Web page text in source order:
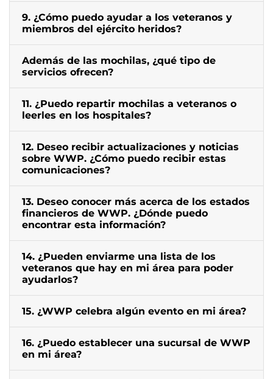
9. ¿Cómo puedo ayudar a los veteranos y
miembros del ejército heridos?
Además de las mochilas, ¿qué tipo de
servicios ofrecen?
11. ¿Puedo repartir mochilas a veteranos o
leerles en los hospitales?
12. Deseo recibir actualizaciones y noticias
sobre WWP. ¿Cómo puedo recibir estas
comunicaciones?
13. Deseo conocer más acerca de los estados
financieros de WWP. ¿Dónde puedo
encontrar esta información?
14. ¿Pueden enviarme una lista de los
veteranos que hay en mi área para poder
ayudarlos?
15. ¿WWP celebra algún evento en mi área?
16. ¿Puedo establecer una sucursal de WWP
en mi área?